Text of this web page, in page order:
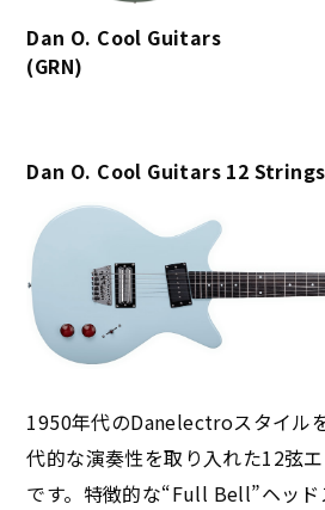
Dan O. Cool Guitars
(GRN)
Dan O. Cool Guitars 12 Strings
1950年代のDanelectroスタイル
代的な演奏性を取り入れた12弦
です。特徴的な“Full Bell”ヘッ